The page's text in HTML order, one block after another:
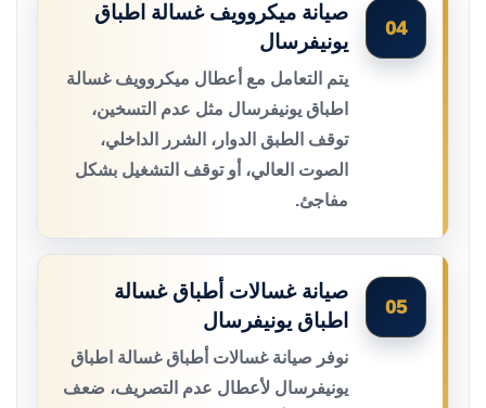
04
صيانة ميكروويف غسالة اطباق
يونيفرسال
يتم التعامل مع أعطال ميكروويف غسالة
اطباق يونيفرسال مثل عدم التسخين،
توقف الطبق الدوار، الشرر الداخلي،
الصوت العالي، أو توقف التشغيل بشكل
مفاجئ.
05
صيانة غسالات أطباق غسالة
اطباق يونيفرسال
نوفر صيانة غسالات أطباق غسالة اطباق
يونيفرسال لأعطال عدم التصريف، ضعف